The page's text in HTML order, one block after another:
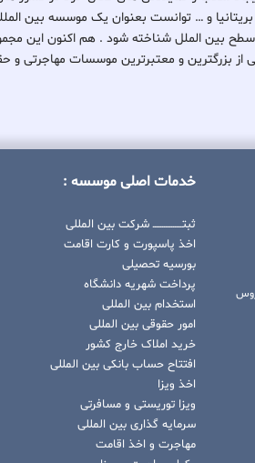
، بریتانیا و … توانست بعنوان یک موسسه بین
بین الملل شناخته شود . هم اکنون این
یکی از بزرگترین و معتبرترین موسسات مهاجرتی
خدمات اصلی موسسه :
ثبتــــــــــــــــ شرکت بین المللی
اخذ پاسپورت و کارت اقامت
بورسیه تحصیلی
پرداخت شهریه دانشگاه
استخدام بین المللی
امور حقوقی بین المللی
خرید املاک خارج کشور
افتتاح حساب بانکی بین المللی
اخذ ویزا
ویزا توریستی و مسافرتی
سرمایه گذاری بین المللی
مهاجرت و اخذ اقامت